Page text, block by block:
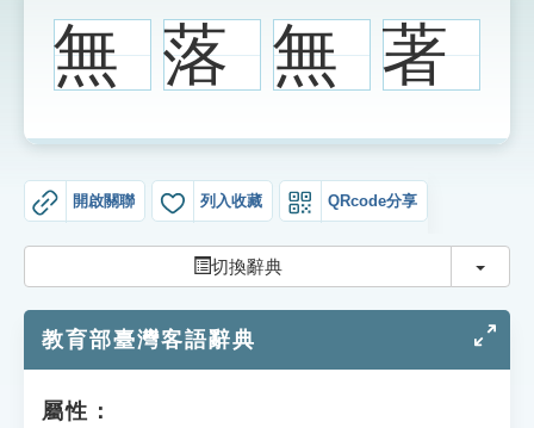
生字詞彙表
知識索引
示
示
無 落 無 著
開啟關聯 列入收藏 QRcode分享
切換辭典 切換
教育部臺灣客語辭典
屬性：